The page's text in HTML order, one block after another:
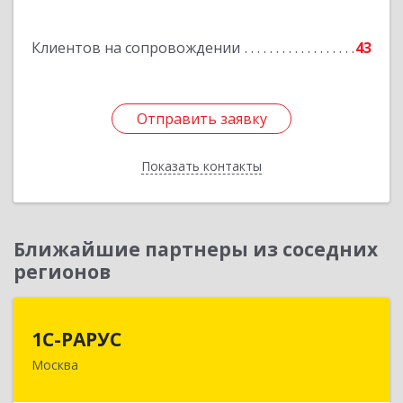
Клиентов на сопровождении 43
Отправить заявку
Показать контакты
Отправить заявку
Назад
Ближайшие партнеры из соседних
регионов
1С-РАРУС
Москва127434, Москва г, Дмитровское ш, дом № 9Б